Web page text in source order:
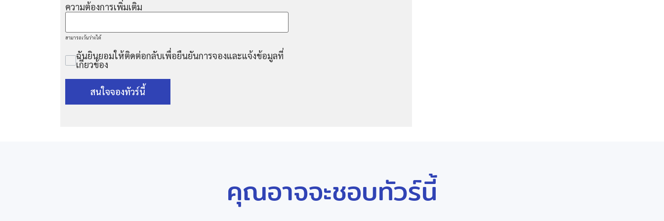
ความต้องการเพิ่มเติม
สามารถเว้นว่างได้
ฉันยินยอมให้ติดต่อกลับเพื่อยืนยันการจองและแจ้งข้อมูลที่
เกี่ยวข้อง
สนใจจองทัวร์นี้
คุณอาจจะชอบทัวร์นี้